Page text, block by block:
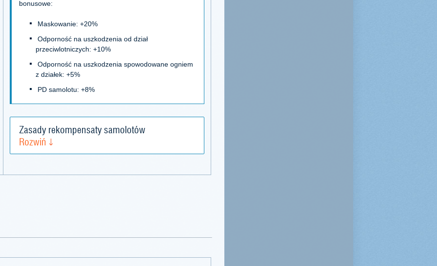
bonusowe:
Maskowanie: +20%
Odporność na uszkodzenia od dział
przeciwlotniczych: +10%
Odporność na uszkodzenia spowodowane ogniem
z działek: +5%
PD samolotu: +8%
Zasady rekompensaty samolotów
Rozwiń